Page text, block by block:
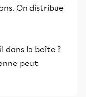
On distribue
dans la boîte ?
peut